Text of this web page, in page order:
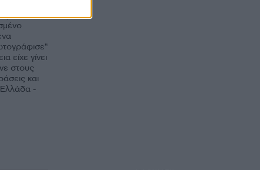
στη
είχε γίνει
στους
και
Ελλάδα -